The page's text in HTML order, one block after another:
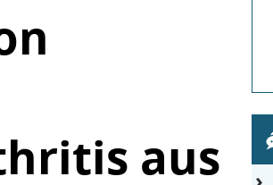
aus